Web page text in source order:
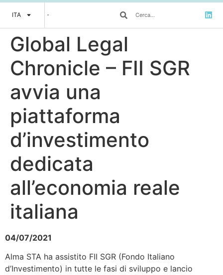
ITA
Global Legal
Chronicle – FII SGR
avvia una
piattaforma
d’investimento
dedicata
all’economia reale
italiana
04/07/2021
Alma STA ha assistito FII SGR (Fondo Italiano
d’Investimento) in tutte le fasi di sviluppo e lancio